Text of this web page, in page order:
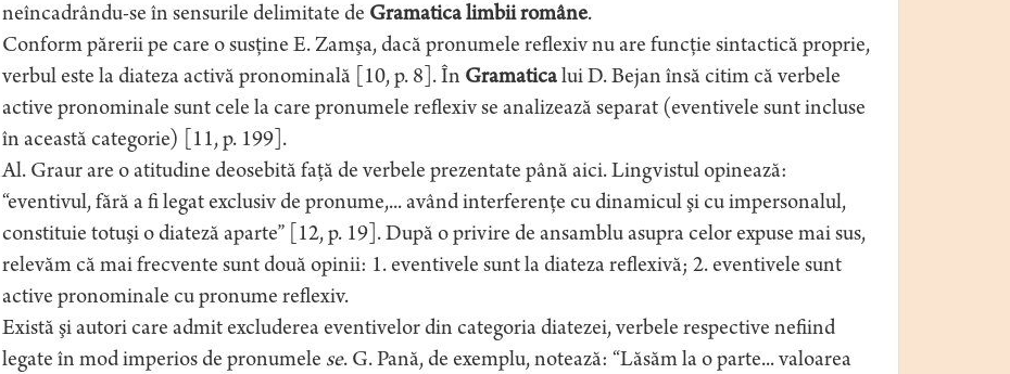
neîncadrându-se în sensurile delimitate de Gramatica limbii române.
Conform părerii pe care o susţine E. Zamşa, dacă pronumele reflexiv nu are funcţie sintactică proprie,
verbul este la diateza activă pronominală [10, p. 8]. În Gramaticalui D. Bejan însă citim că verbele
active pronominale sunt cele la care pronumele reflexiv se analizează separat (eventivele sunt incluse
în această categorie) [11, p. 199].
Al. Graur are o atitudine deosebită faţă de verbele prezentate până aici. Lingvistul opinează:
“eventivul, fără a fi legat exclusiv de pronume,... având interferenţe cu dinamicul şi cu impersonalul,
constituie totuşi o diateză aparte” [12, p. 19]. După o privire de ansamblu asupra celor expuse mai sus,
relevăm că mai frecvente sunt două opinii: 1. eventivele sunt la diateza reflexivă; 2. eventivele sunt
active pronominale cu pronume reflexiv.
Există şi autori care admit excluderea eventivelor din categoria diatezei, verbele respective nefiind
legate în mod imperios de pronumele se. G. Pană, de exemplu, notează: “Lăsăm la o parte... valoarea